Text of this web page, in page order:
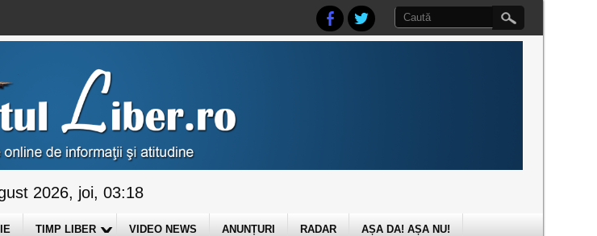
2026, joi, 03:18
TIMP LIBER VIDEO NEWS ANUNȚURI RADAR AȘA DA! AȘA NU!